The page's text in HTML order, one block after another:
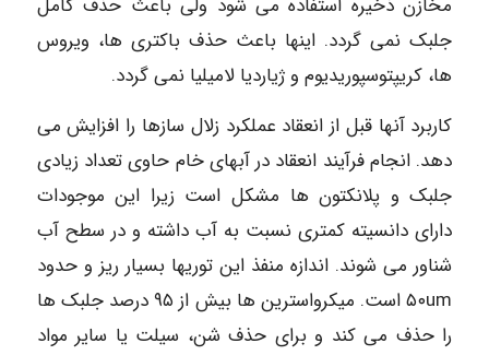
جلبک نمی گردد. اینها باعث حذف باکتری ها، ویروس
ها، کریپتوسپوریدیوم و ژیاردیا لاميليا نمی گردد.
کاربرد آنها قبل از انعقاد عملکرد زلال سازها را افزایش می
دهد. انجام فرآیند انعقاد در آبهای خام حاوی تعداد زیادی
جلبک و پلانکتون ها مشکل است زیرا این موجودات
دارای دانسیته کمتری نسبت به آب داشته و در سطح آب
شناور می شوند. اندازه منفذ این توریها بسیار ریز و حدود
۵۰um است. میکرواسترین ها بیش از ۹۵ درصد جلبک ها
را حذف می کند و برای حذف شن، سیلت یا سایر مواد